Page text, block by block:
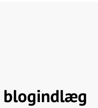
blogindlæg